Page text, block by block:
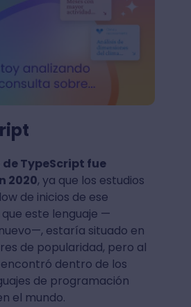
TypeScript fue
2020, ya que los estudios
de inicios de ese
este lenguaje —
estaría situado en
de popularidad, pero al
dentro de los
de programación
el mundo.